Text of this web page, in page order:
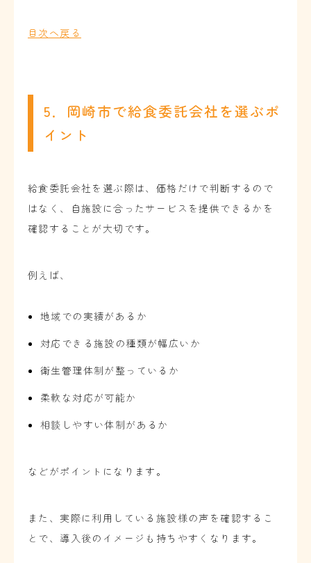
目次へ戻る
5．岡崎市で給食委託会社を選ぶポ
イント
給食委託会社を選ぶ際は、価格だけで判断するので
はなく、自施設に合ったサービスを提供できるかを
確認することが大切です。
例えば、
地域での実績があるか
対応できる施設の種類が幅広いか
衛生管理体制が整っているか
柔軟な対応が可能か
相談しやすい体制があるか
などがポイントになります。
また、実際に利用している施設様の声を確認するこ
とで、導入後のイメージも持ちやすくなります。